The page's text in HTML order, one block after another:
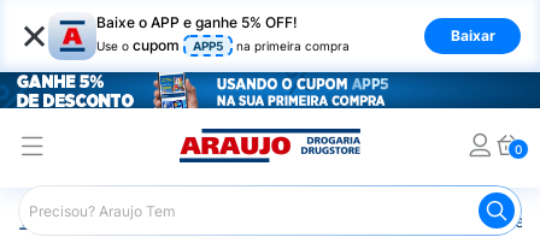
× Baixe o APP e ganhe 5% OFF!
Use o cupom APP5 na primeira compra
Baixar
0
Araujo Mercado